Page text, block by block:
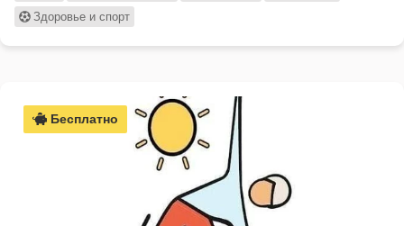
Здоровье и спорт
Бесплатно